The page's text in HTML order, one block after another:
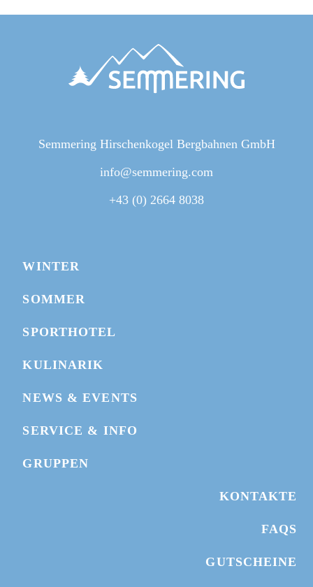
TICKET KAUFEN
GUTSCHEIN SCHENKEN
WINTER
SOMMER
SPORTHOTEL
KULINARIK
NEWS & EVENTS
SERVICE & INFO
GRUPPEN
Semmering Hirschenkogel Bergbahnen GmbH
info@semmering.com
+43 (0) 2664 8038
KONTAKTE
FAQS
GUTSCHEINE